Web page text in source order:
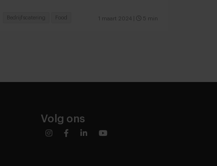
1 maart 2024 5 min
Bedrijfscatering Food
Volg ons